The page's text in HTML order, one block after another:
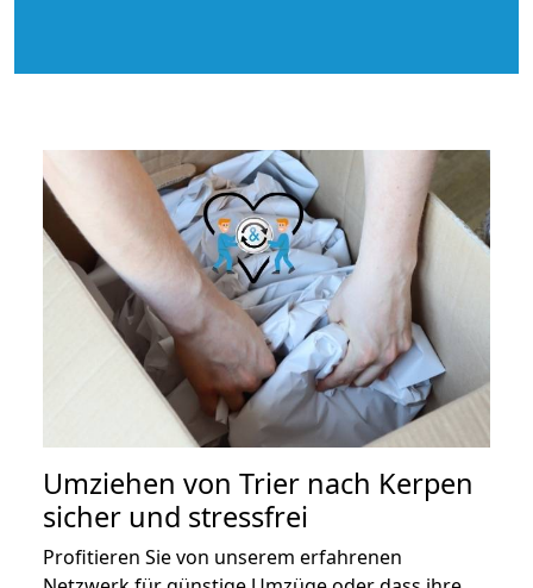
Umziehen von Trier nach Kerpen
sicher und stressfrei
Profitieren Sie von unserem erfahrenen